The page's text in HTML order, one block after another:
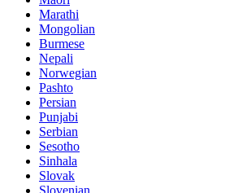
Marathi
Mongolian
Burmese
Nepali
Norwegian
Pashto
Persian
Punjabi
Serbian
Sesotho
Sinhala
Slovak
Slovenian